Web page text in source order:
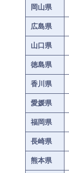
岡山県
広島県
山口県
徳島県
香川県
愛媛県
福岡県
長崎県
熊本県